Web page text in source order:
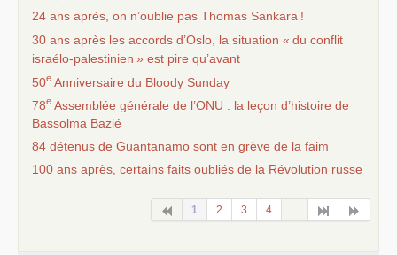
24 ans après, on n’oublie pas Thomas Sankara !
30 ans après les accords d’Oslo, la situation « du conflit
israélo-palestinien » est pire qu’avant
50e Anniversaire du Bloody Sunday
78e Assemblée générale de l’ONU : la leçon d’histoire de
Bassolma Bazié
84 détenus de Guantanamo sont en grève de la faim
100 ans après, certains faits oubliés de la Révolution russe
1 2 3 4